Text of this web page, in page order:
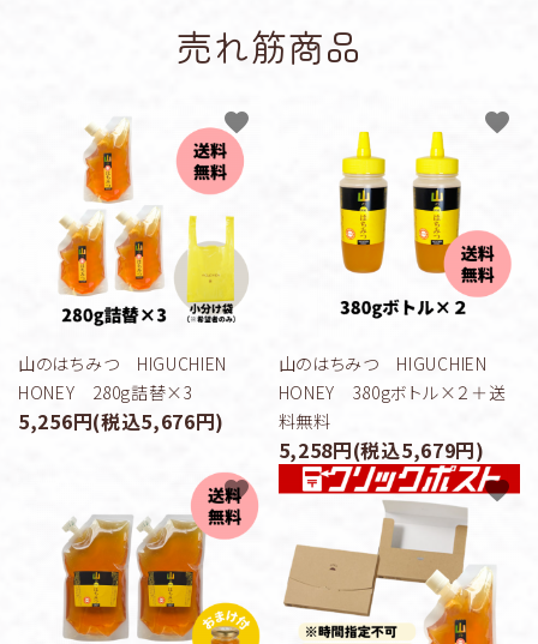
売れ筋商品
山のはちみつ HIGUCHIEN
HONEY 280g詰替×3
5,256円(税込5,676円)
favorite
山のはちみつ HIGUCHIEN
HONEY 380gボトル×２＋送
料無料
5,258円(税込5,679円)
favorite
favorite favorite